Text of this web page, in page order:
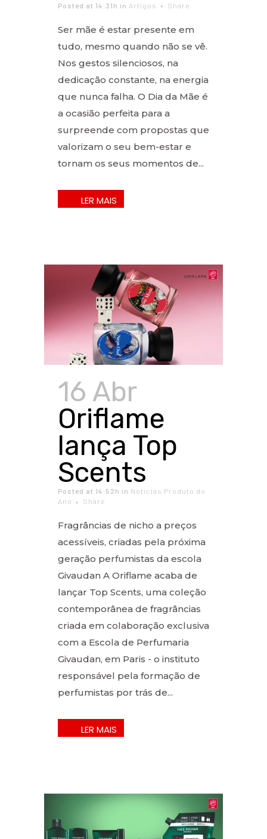
Posted at 14:31h in Artigos Share
Ser mãe é estar presente em
tudo, mesmo quando não se vê.
Nos gestos silenciosos, na
dedicação constante, na energia
que nunca falha. O Dia da Mãe é
a ocasião perfeita para a
surpreende com propostas que
valorizam o seu bem-estar e
tornam os seus momentos de...
16 Abr
Oriflame
lança Top
Scents
Posted at 14:52h in Notícias Produto do
Ano
Share
Fragrâncias de nicho a preços
acessíveis, criadas pela próxima
geração perfumistas da escola
Givaudan A Oriflame acaba de
lançar Top Scents, uma coleção
contemporânea de fragrâncias
criada em colaboração exclusiva
com a Escola de Perfumaria
Givaudan, em Paris - o instituto
responsável pela formação de
perfumistas por trás de...